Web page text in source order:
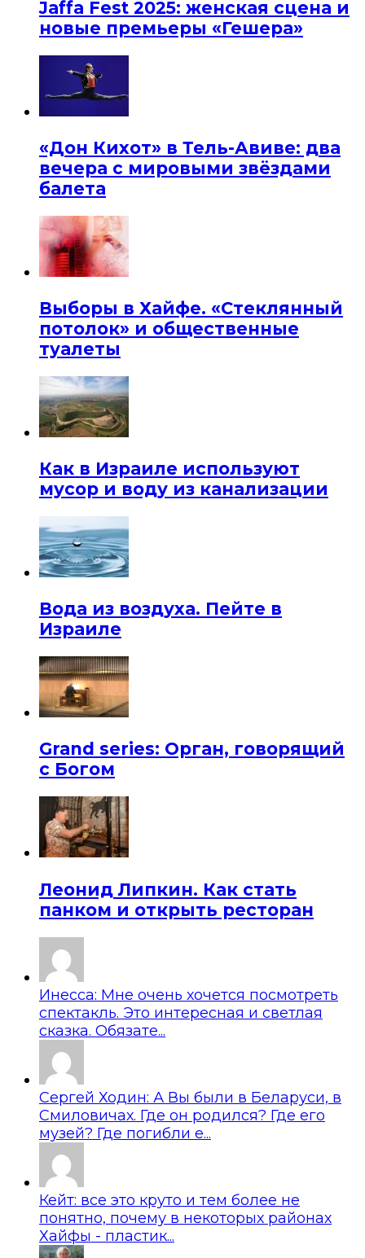
Jaffa Fest 2025: женская сцена и
новые премьеры «Гешера»
«Дон Кихот» в Тель-Авиве: два
вечера с мировыми звёздами
балета
Выборы в Хайфе. «Стеклянный
потолок» и общественные
туалеты
Как в Израиле используют
мусор и воду из канализации
Вода из воздуха. Пейте в
Израиле
Grand series: Орган, говорящий
с Богом
Леонид Липкин. Как стать
панком и открыть ресторан
Инесса: Мне очень хочется посмотреть
спектакль. Это интересная и светлая
сказка. Обязате...
Сергей Ходин: А Вы были в Беларуси, в
Смиловичах. Где он родился? Где его
музей? Где погибли е...
Кейт: все это круто и тем более не
понятно, почему в некоторых районах
Хайфы - пластик...